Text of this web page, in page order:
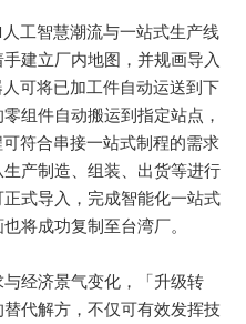
工智慧潮流与一站式生产线
建立厂内地图，并规画导入
可将已加工件自动运送到下
组件自动搬运到指定站点，
符合串接一站式制程的需求
产制造、组装、出货等进行
式导入，完成智能化一站式
将成功复制至台湾厂。
经济景气变化，「升级转
代解方，不仅可有效发挥技